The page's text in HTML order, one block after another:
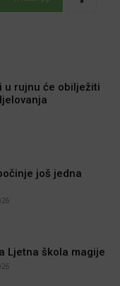
u rujnu će obilježiti
još jedna
Ljetna škola magije